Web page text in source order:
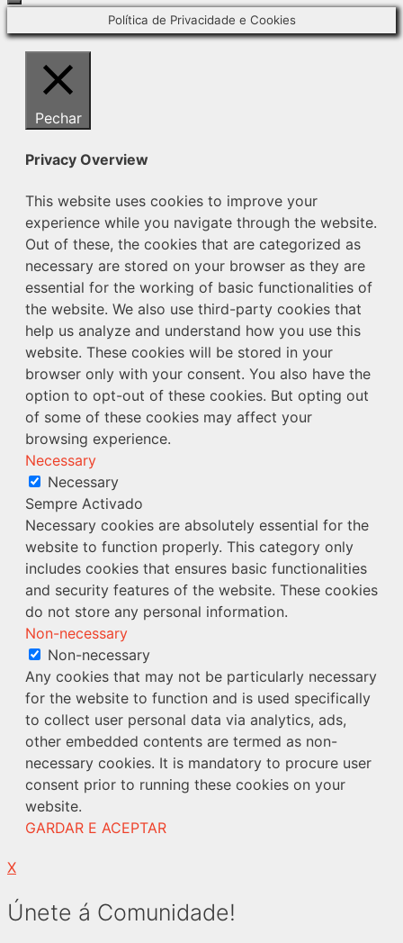
Close
Política de Privacidade e Cookies
Pechar
Privacy Overview
This website uses cookies to improve your
experience while you navigate through the website.
Out of these, the cookies that are categorized as
necessary are stored on your browser as they are
essential for the working of basic functionalities of
the website. We also use third-party cookies that
help us analyze and understand how you use this
website. These cookies will be stored in your
browser only with your consent. You also have the
option to opt-out of these cookies. But opting out
of some of these cookies may affect your
browsing experience.
Necessary
Necessary
Sempre Activado
Necessary cookies are absolutely essential for the
website to function properly. This category only
includes cookies that ensures basic functionalities
and security features of the website. These cookies
do not store any personal information.
Non-necessary
Non-necessary
Any cookies that may not be particularly necessary
for the website to function and is used specifically
to collect user personal data via analytics, ads,
other embedded contents are termed as non-
necessary cookies. It is mandatory to procure user
consent prior to running these cookies on your
website.
GARDAR E ACEPTAR
X
Únete á Comunidade!